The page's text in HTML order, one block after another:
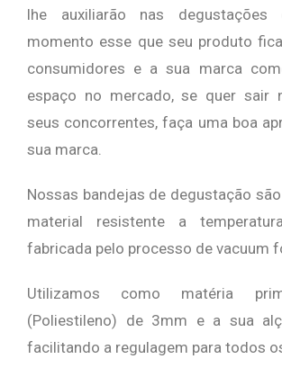
lhe auxiliarão nas degustações
momento esse que seu produto
consumidores e a sua marca
espaço no mercado, se quer sair
seus concorrentes, faça uma boa
sua marca.
Nossas bandejas de degustação
material resistente a
fabricada pelo processo de vacuum
Utilizamos como matéria
(Poliestileno) de 3mm e a sua
facilitando a regulagem para todos